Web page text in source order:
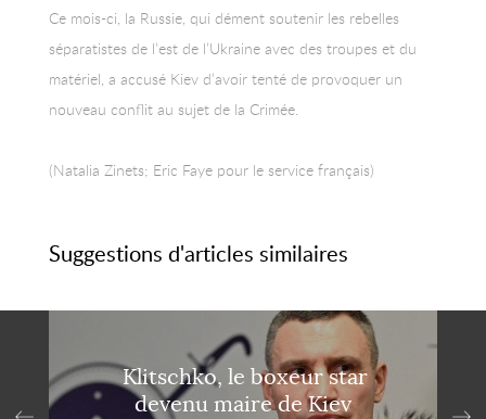
Ce mois-ci, la Russie, qui dément soutenir les rebelles
séparatistes de l’est de l’Ukraine avec des troupes et du
matériel, a accusé Kiev d’avoir tenté de provoquer un
nouveau conflit au sujet de la Crimée.
(Natalia Zinets; Eric Faye pour le service français)
Suggestions d'articles similaires
Klitschko, le boxeur star
devenu maire de Kiev